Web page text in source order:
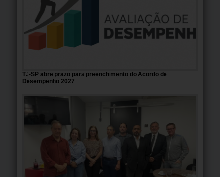
TJ-SP abre prazo para preenchimento do Acordo de
Desempenho 2027